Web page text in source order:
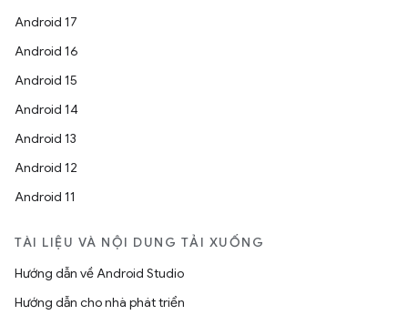
Android 17
Android 16
Android 15
Android 14
Android 13
Android 12
Android 11
TÀI LIỆU VÀ NỘI DUNG TẢI XUỐNG
Hướng dẫn về Android Studio
Hướng dẫn cho nhà phát triển